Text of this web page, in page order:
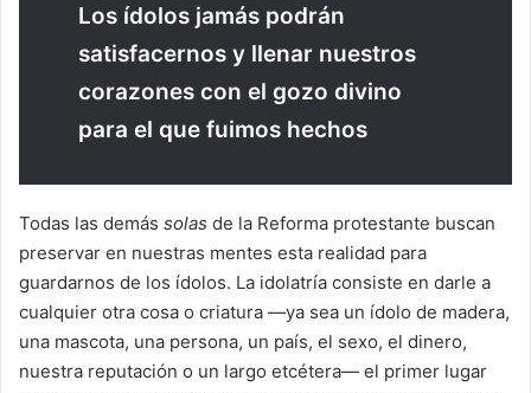
Los ídolos jamás podrán
satisfacernos y llenar nuestros
corazones con el gozo divino
para el que fuimos hechos
Todas las demás solas de la Reforma protestante buscan
preservar en nuestras mentes esta realidad para
guardarnos de los ídolos. La idolatría consiste en darle a
cualquier otra cosa o criatura —ya sea un ídolo de madera,
una mascota, una persona, un país, el sexo, el dinero,
nuestra reputación o un largo etcétera— el primer lugar